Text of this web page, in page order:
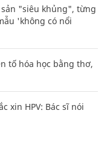
"siêu khủng", từng
'không có nổi
tố hóa học bằng thơ,
xin HPV: Bác sĩ nói